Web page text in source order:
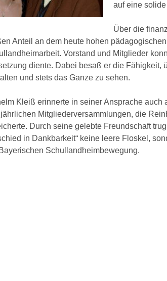
auf eine
Über die
Anteil an dem heute hohen
Vorstand und Mitglieder
diente. Dabei besaß er die Fähigkeit,
und stets das Ganze zu sehen.
Kleiß erinnerte in seiner Ansprache
Mitgliederversammlungen, die
Durch seine gelebte Freundschaft
in Dankbarkeit“ keine leere Floskel,
Schullandheimbewegung.